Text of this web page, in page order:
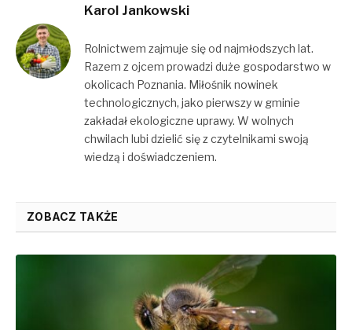
Karol Jankowski
Rolnictwem zajmuje się od najmłodszych lat.
Razem z ojcem prowadzi duże gospodarstwo w
okolicach Poznania. Miłośnik nowinek
technologicznych, jako pierwszy w gminie
zakładał ekologiczne uprawy. W wolnych
chwilach lubi dzielić się z czytelnikami swoją
wiedzą i doświadczeniem.
ZOBACZ TAKŻE